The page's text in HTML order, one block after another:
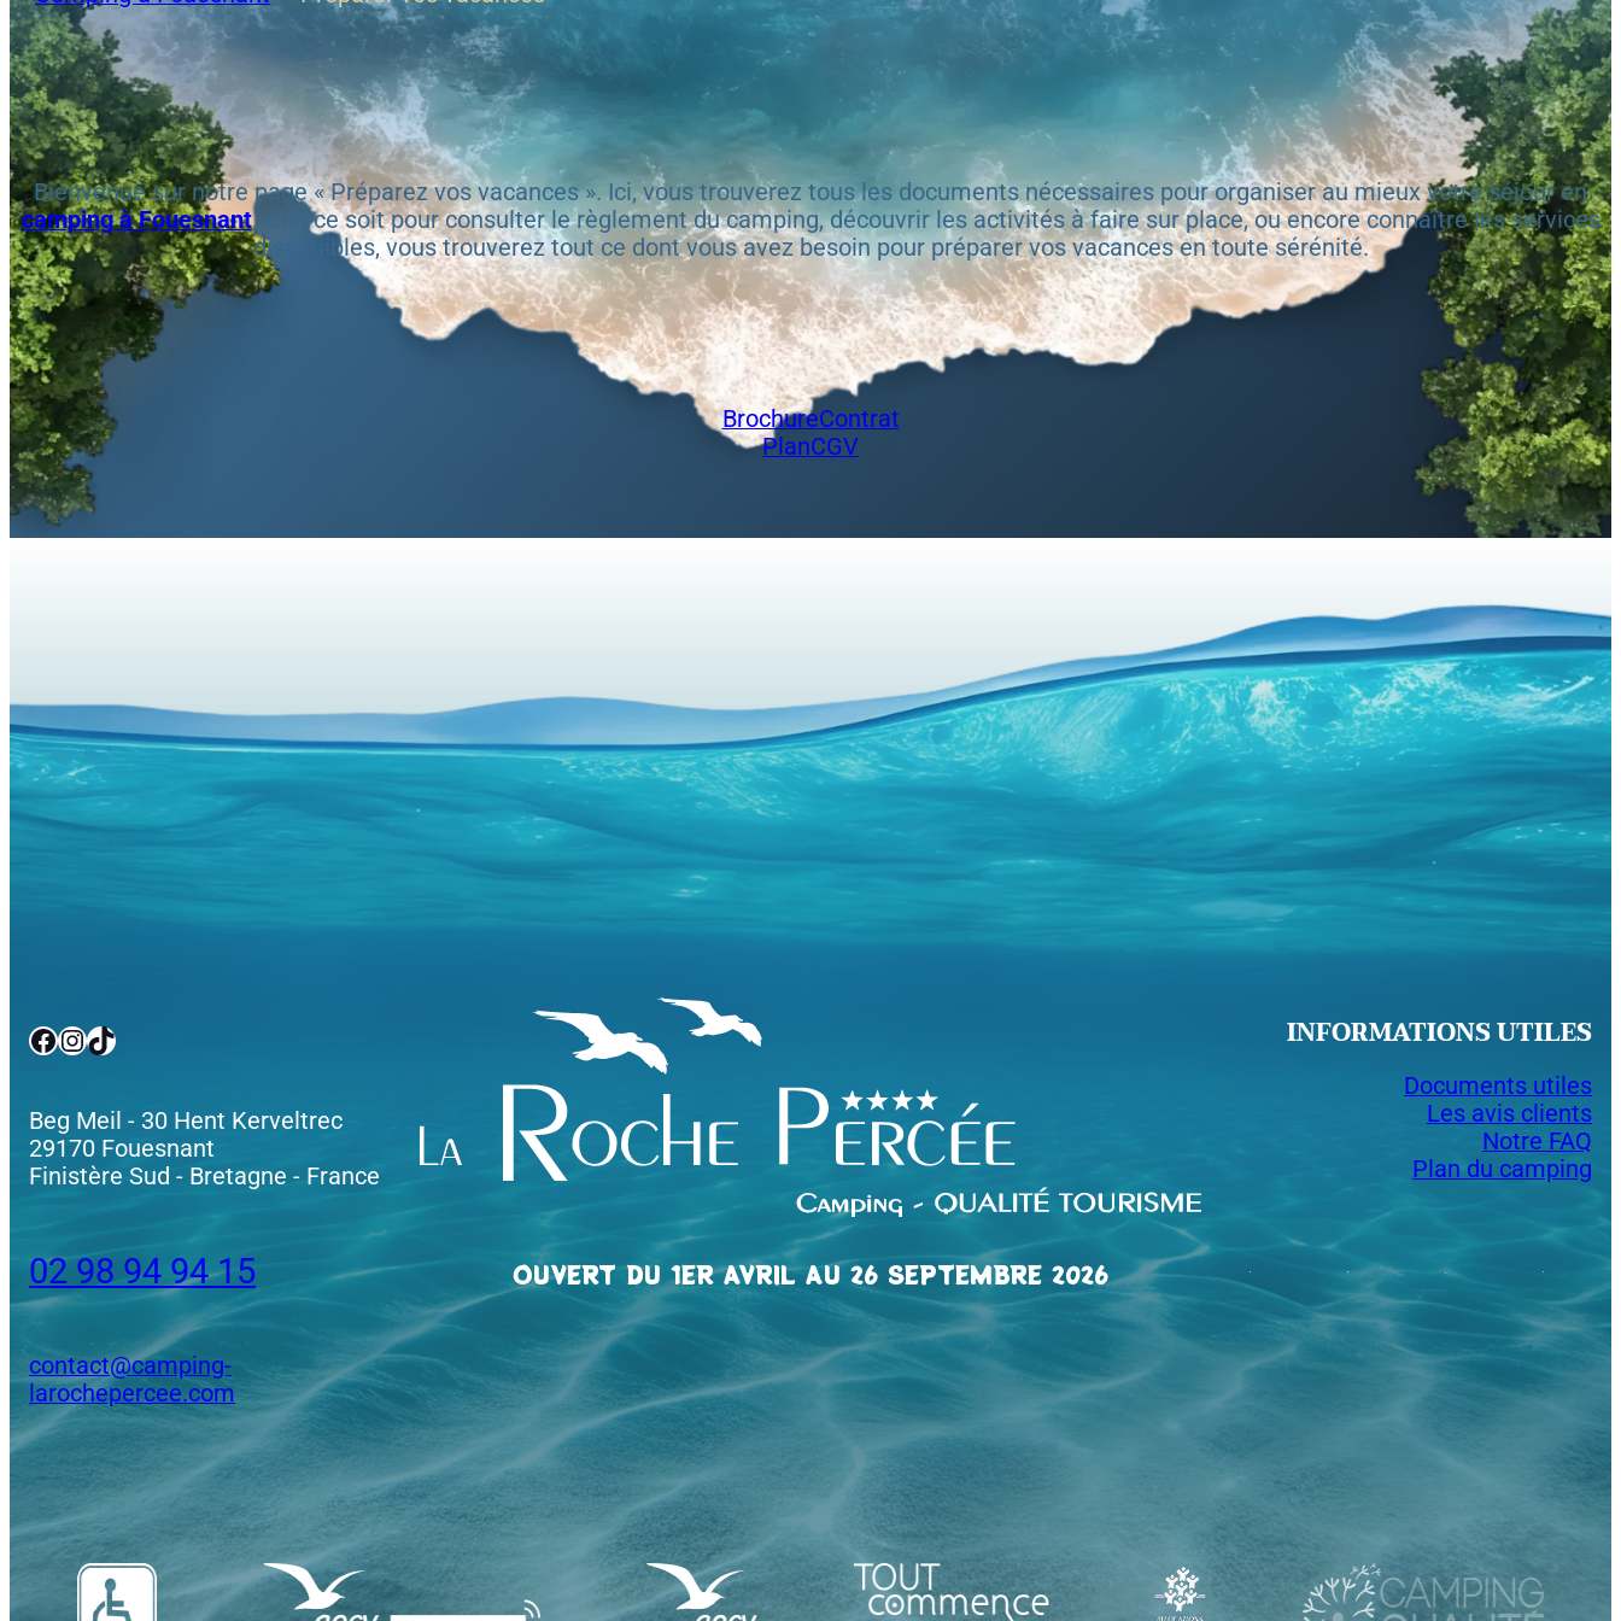
Bienvenue sur notre page « Préparez vos vacances ». Ici, vous trouverez tous les documents nécessaires pour organiser au mieux votre séjour en
camping à Fouesnant. Que ce soit pour consulter le règlement du camping, découvrir les activités à faire sur place, ou encore connaître les services
disponibles, vous trouverez tout ce dont vous avez besoin pour préparer vos vacances en toute sérénité.
BrochureContrat
PlanCGV
Facebook InstagramTikTok
Beg Meil - 30 Hent Kerveltrec
29170 Fouesnant
Finistère Sud - Bretagne - France
02 98 94 94 15
contact@camping-
larochepercee.com
OUVERT DU 1ER AVRIL AU 26 SEPTEMBRE 2026
INFORMATIONS UTILES
Documents utiles
Les avis clients
Notre FAQ
Plan du camping